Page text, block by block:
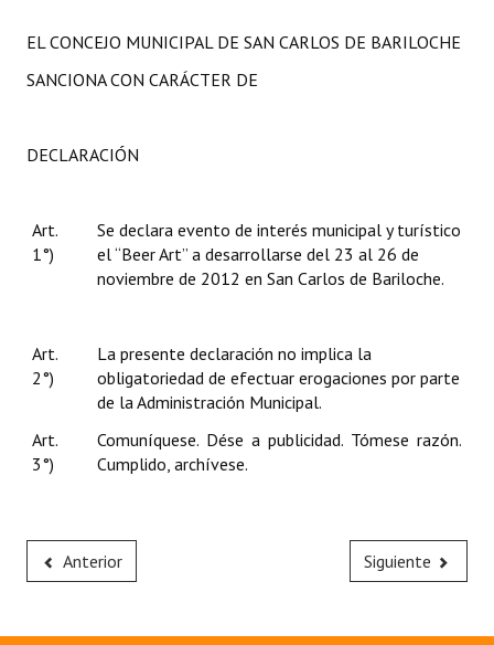
EL CONCEJO MUNICIPAL DE SAN CARLOS DE BARILOCHE
SANCIONA CON CARÁCTER DE
DECLARACIÓN
Art.
1°)
Se declara evento de interés municipal y turístico
el “Beer Art” a desarrollarse del 23 al 26 de
noviembre de 2012 en San Carlos de Bariloche.
Art.
2°)
La presente declaración no implica la
obligatoriedad de efectuar erogaciones por parte
de la Administración Municipal.
Art.
3°)
Comuníquese. Dése a publicidad. Tómese razón.
Cumplido, archívese.
Anterior Siguiente